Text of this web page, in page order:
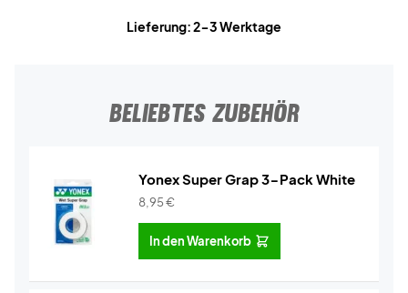
Lieferung: 2-3 Werktage
BELIEBTES ZUBEHÖR
Yonex Super Grap 3-Pack White
8,95€
In den Warenkorb